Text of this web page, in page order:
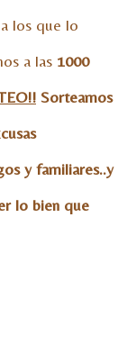
los que lo
a las 1000
Sorteamos
y familiares..y
lo bien que